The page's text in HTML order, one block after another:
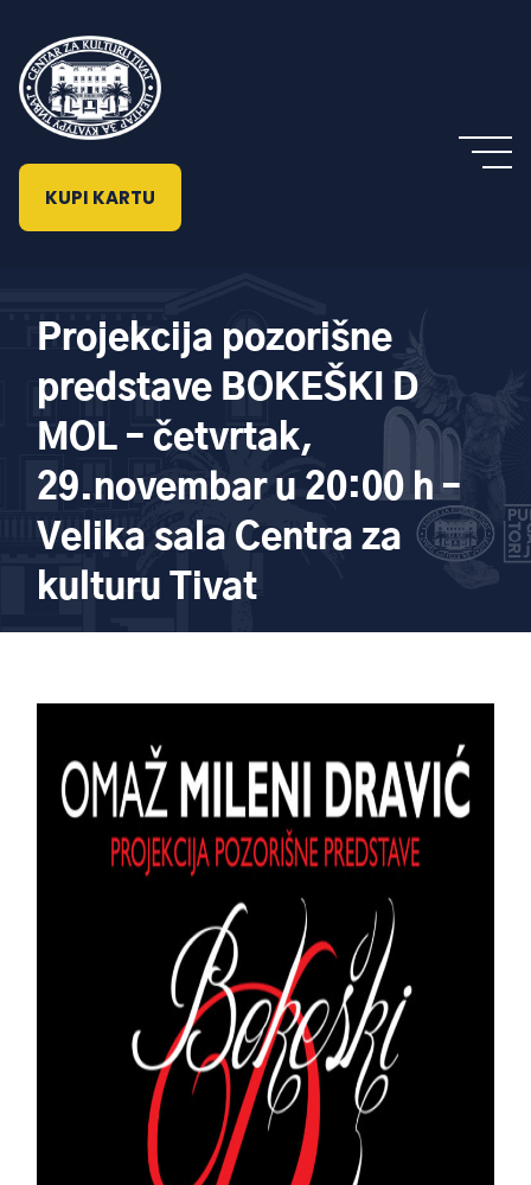
KUPI KARTU
Projekcija pozorišne
predstave BOKEŠKI D
MOL – četvrtak,
29.novembar u 20:00 h –
Velika sala Centra za
kulturu Tivat